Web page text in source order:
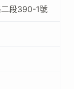
段390-1號